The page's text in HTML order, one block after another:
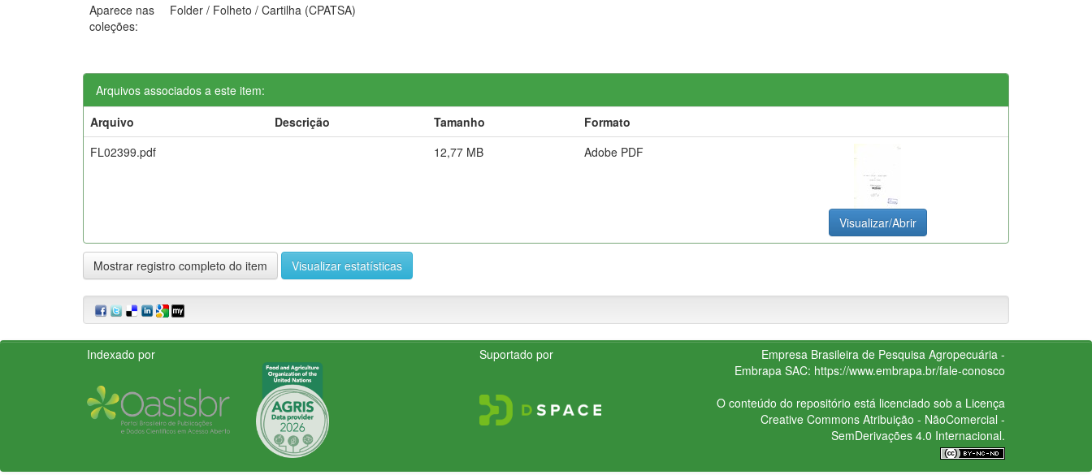
Aparece nas
coleções:
Folder / Folheto / Cartilha (CPATSA)
Arquivos associados a este item:
Arquivo
Descrição Tamanho
Formato
FL02399.pdf
12,77 MB Adobe PDF
Visualizar/Abrir
Mostrar registro completo do item Visualizar estatísticas
Indexado por Suportado por
Empresa Brasileira de Pesquisa Agropecuária -
Embrapa SAC: https://www.embrapa.br/fale-conosco
O conteúdo do repositório está licenciado sob a Licença
Creative CommonsAtribuição - NãoComercial -
SemDerivações 4.0 Internacional.